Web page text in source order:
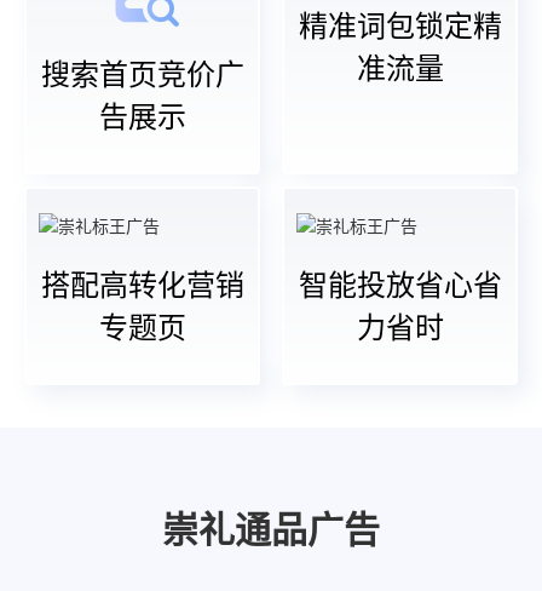
搜索首页竞价广
告展示
精准词包锁定精
准流量
搭配高转化营销
专题页
智能投放省心省
力省时
崇礼通品广告